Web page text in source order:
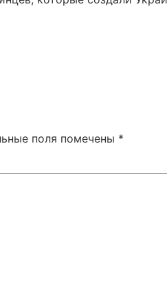
поля помечены *